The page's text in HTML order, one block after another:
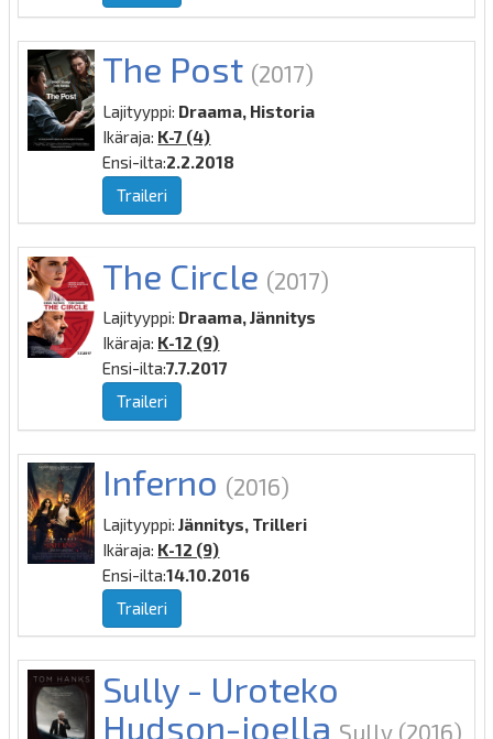
The Post (2017)
Lajityyppi: Draama, Historia
Ikäraja: K-7 (4)
Ensi-ilta:2.2.2018
Traileri
The Circle (2017)
Lajityyppi: Draama, Jännitys
Ikäraja: K-12 (9)
Ensi-ilta:7.7.2017
Traileri
Inferno (2016)
Lajityyppi: Jännitys, Trilleri
Ikäraja: K-12 (9)
Ensi-ilta:14.10.2016
Traileri
Sully - Uroteko
Hudson-joella Sully (2016)